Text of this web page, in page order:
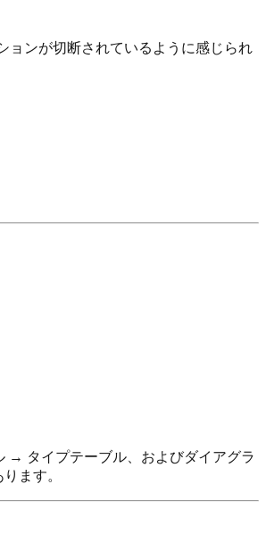
ョンが切断されているように感じられ
→ タイプテーブル、およびダイアグラ
ます。